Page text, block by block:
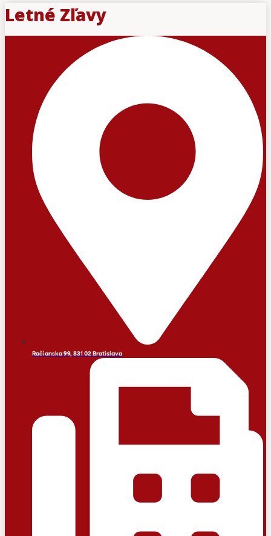
Letné Zľavy
Račianska 99, 831 02 Bratislava